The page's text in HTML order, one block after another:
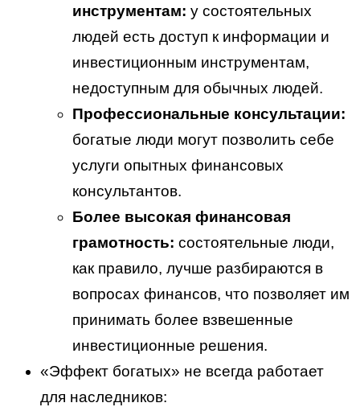
инструментам: у состоятельных
людей есть доступ к информации и
инвестиционным инструментам,
недоступным для обычных людей.
Профессиональные консультации:
богатые люди могут позволить себе
услуги опытных финансовых
консультантов.
Более высокая финансовая
грамотность: состоятельные люди,
как правило, лучше разбираются в
вопросах финансов, что позволяет им
принимать более взвешенные
инвестиционные решения.
«Эффект богатых» не всегда работает
для наследников: